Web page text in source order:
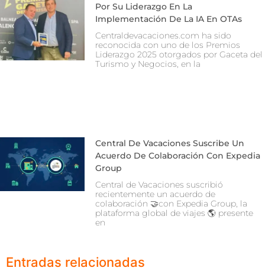
Por Su Liderazgo En La
Implementación De La IA En OTAs
Centraldevacaciones.com ha sido
reconocida con uno de los Premios
Liderazgo 2025 otorgados por Gaceta del
Turismo y Negocios, en la
Central De Vacaciones Suscribe Un
Acuerdo De Colaboración Con Expedia
Group
Central de Vacaciones suscribió
recientemente un acuerdo de
colaboración 🤝con Expedia Group, la
plataforma global de viajes 🌎 presente
en
Entradas relacionadas